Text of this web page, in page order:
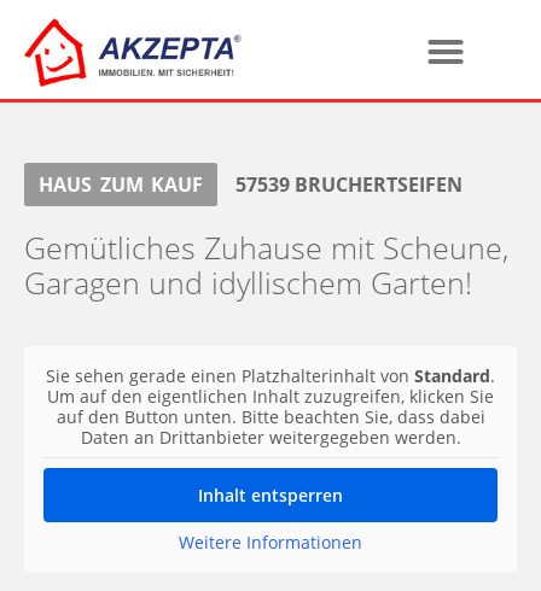
HAUS ZUM KAUF 57539 BRUCHERTSEIFEN
Gemütliches Zuhause mit Scheune,
Garagen und idyllischem Garten!
Sie sehen gerade einen Platzhalterinhalt von Standard.
Um auf den eigentlichen Inhalt zuzugreifen, klicken Sie
auf den Button unten. Bitte beachten Sie, dass dabei
Daten an Drittanbieter weitergegeben werden.
Inhalt entsperren
Weitere Informationen